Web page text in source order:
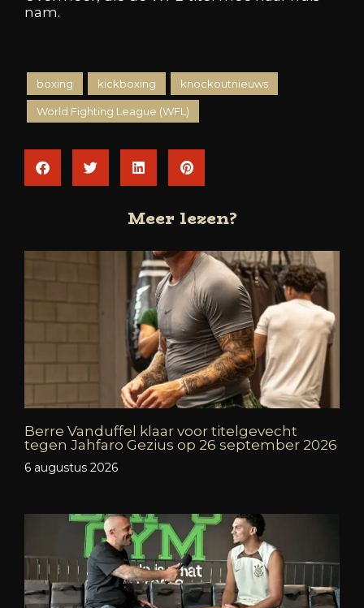
nam.
boxing kickboxing knockoutnieuws
World Fighting League (WFL)
Meer lezen?
Berre Vanduffel klaar voor titelgevecht
tegen Jahfaro Gezius op 26 september 2026
6 augustus 2026